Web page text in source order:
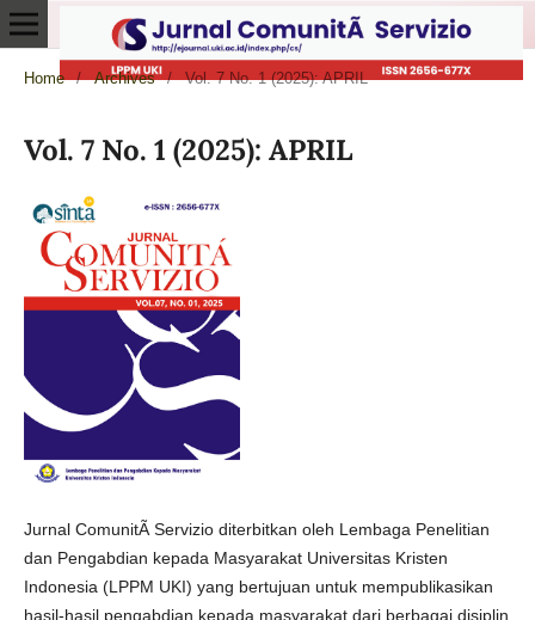
Home / Archives / Vol. 7 No. 1 (2025): APRIL
Vol. 7 No. 1 (2025): APRIL
Jurnal ComunitÃ Servizio diterbitkan oleh Lembaga Penelitian
dan Pengabdian kepada Masyarakat Universitas Kristen
Indonesia (LPPM UKI) yang bertujuan untuk mempublikasikan
hasil-hasil pengabdian kepada masyarakat dari berbagai disiplin